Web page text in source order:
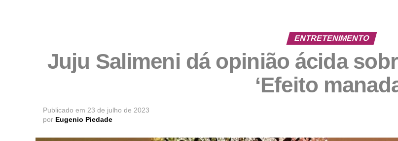
ENTRETENIMENTO
Juju Salimeni dá opinião ácida
‘Efeito
Publicado em 23 de julho de 2023
por Eugenio Piedade